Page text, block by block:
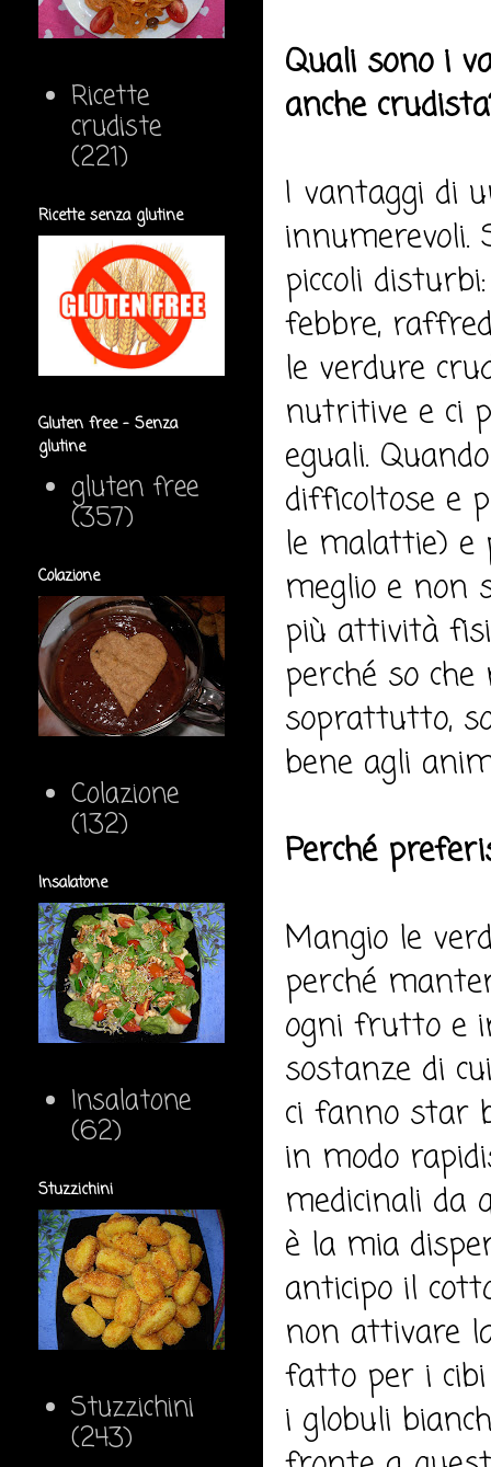
Quali sono i
anche
I vantaggi di
piccoli
febbre,
le verdure
nutritive e ci
eguali.
difficoltose e
le malattie) e
meglio e non
più attività
perché so
soprattutto,
bene agli
Perché
Mangio le
perché
ogni frutto e
sostanze di
ci fanno star
in modo
medicinali da
è la mia
anticipo il
non attivare
fatto per i
i globuli
Ricette
crudiste
(221)
Ricette senza glutine
Gluten free - Senza
glutine
gluten free
(357)
Colazione
Colazione
(132)
Insalatone
Insalatone
(62)
Stuzzichini
Stuzzichini
(243)